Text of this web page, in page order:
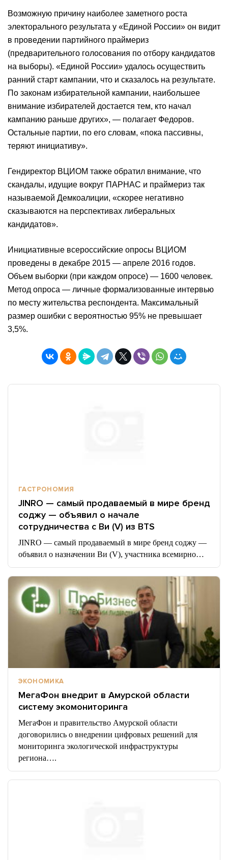
Возможную причину наиболее заметного роста
электорального результата у «Единой России» он видит
в проведении партийного праймериз
(предварительного голосования по отбору кандидатов
на выборы). «Единой России» удалось осуществить
ранний старт кампании, что и сказалось на результате.
По законам избирательной кампании, наибольшее
внимание избирателей достается тем, кто начал
кампанию раньше других», — полагает Федоров.
Остальные партии, по его словам, «пока пассивны,
теряют инициативу».
Гендиректор ВЦИОМ также обратил внимание, что
скандалы, идущие вокруг ПАРНАС и праймериз так
называемой Демкоалиции, «скорее негативно
сказываются на перспективах либеральных
кандидатов».
Инициативные всероссийские опросы ВЦИОМ
проведены в декабре 2015 — апреле 2016 годов.
Объем выборки (при каждом опросе) — 1600 человек.
Метод опроса — личные формализованные интервью
по месту жительства респондента. Максимальный
размер ошибки с вероятностью 95% не превышает
3,5%.
ГАСТРОНОМИЯ
JINRO — самый продаваемый в мире бренд
соджу — объявил о начале
сотрудничества с Ви (V) из BTS
JINRO — самый продаваемый в мире бренд соджу —
объявил о назначении Ви (V), участника всемирно…
ЭКОНОМИКА
МегаФон внедрит в Амурской области
систему экомониторинга
МегаФон и правительство Амурской области
договорились о внедрении цифровых решений для
мониторинга экологической инфраструктуры
региона….